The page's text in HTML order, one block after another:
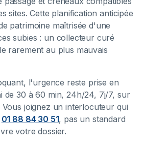
sites. Cette planification anticipée
patrimoine maîtrisée d'une
subies : un collecteur curé
rarement au plus mauvais
l'urgence reste prise en
de 30 à 60 min, 24h/24, 7j/7, sur
joignez un interlocuteur qui
01 88 84 30 51, pas un standard
votre dossier.